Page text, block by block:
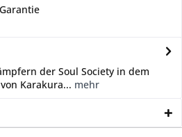
der Soul Society in dem
Karakura... mehr